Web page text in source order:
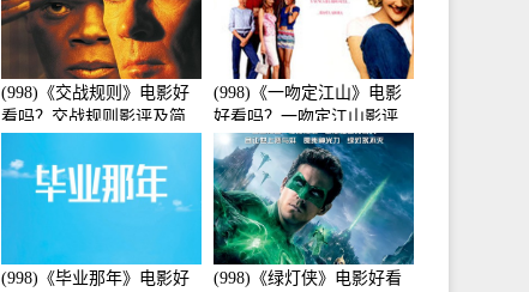
(998)《交战规则》电影好
看吗？交战规则影评及简
(998)《一吻定江山》电影
好看吗？一吻定江山影评
及简介
(998)《毕业那年》电影好
(998)《绿灯侠》电影好看